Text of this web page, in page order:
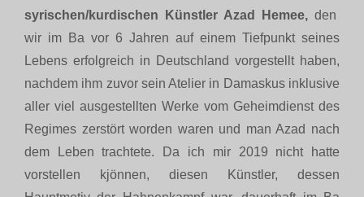
syrischen/kurdischen Künstler Azad Hemee, den
wir im Ba vor 6 Jahren auf einem Tiefpunkt seines
Lebens erfolgreich in Deutschland vorgestellt haben,
nachdem ihm zuvor sein Atelier in Damaskus inklusive
aller viel ausgestellten Werke vom Geheimdienst des
Regimes zerstört worden waren und man Azad nach
dem Leben trachtete. Da ich mir 2019 nicht hatte
vorstellen kjönnen, diesen Künstler, dessen